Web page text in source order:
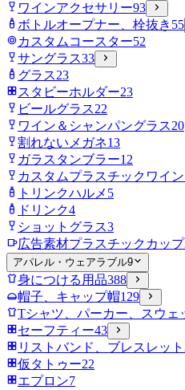
ワインアクセサリー93
ボトルオープナー、栓抜き 55
カスタムコースター52
サングラス33
グラス23
スタビーホルダー23
ビールグラス22
ワイン＆シャンパングラス20
割れないメガネ13
ガラスタンブラー12
カスタムプラスチックワイ
トリンクハルメ 5
ドリンク4
ショットグラス3
広告素材プラスチックカップ
アパレル・ウェアラブル9
身につける用品388
帽子、キャップ帽129
Tシャツ、パーカー、スウェ
セーフティー43
リストバンド、ブレスレット
仮タトゥー22
エプロン7